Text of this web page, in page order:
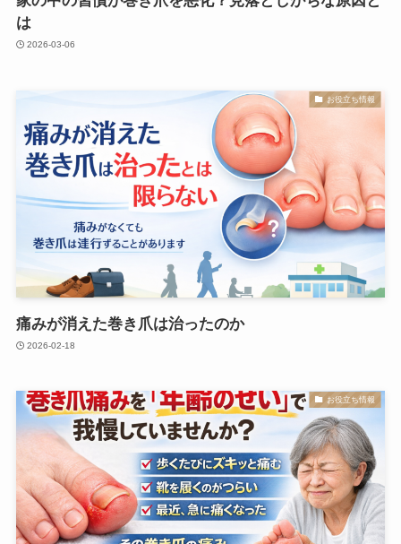
は
2026-03-06
お役立ち情報
痛みが消えた巻き爪は治ったのか
2026-02-18
お役立ち情報